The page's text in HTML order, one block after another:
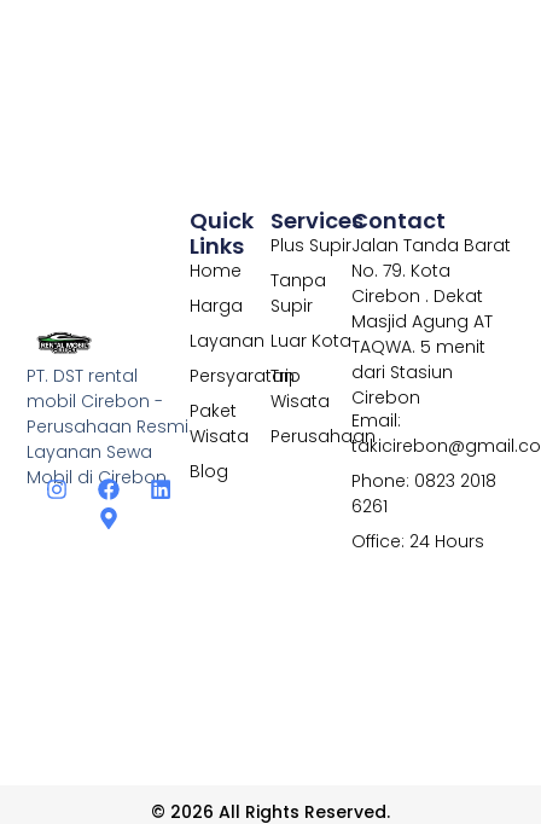
PT. DST rental
mobil Cirebon -
Perusahaan Resmi
Layanan Sewa
Mobil di Cirebon
Services
Plus Supir
Tanpa
Supir
Luar Kota
Trip
Wisata
Perusahaan
Quick
Links
Home
Harga
Layanan
Persyaratan
Paket
Wisata
Blog
Contact
Jalan Tanda Barat
No. 79. Kota
Cirebon . Dekat
Masjid Agung AT
TAQWA. 5 menit
dari Stasiun
Cirebon
Email:
Phone: 0823 2018
6261
Office: 24 Hours
© 2026 All Rights Reserved.